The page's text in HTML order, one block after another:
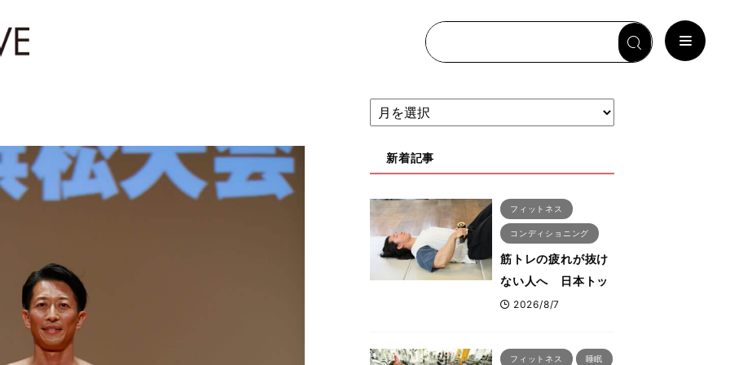
新着記事
フィットネス
コンディショニング
筋トレの疲れが抜け
ない人へ 日本トッ
プボディビルダー・
る「回復習慣」
2026/8/7
フィットネス 睡眠